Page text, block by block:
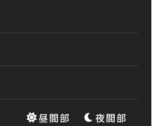
昼間部 夜間部